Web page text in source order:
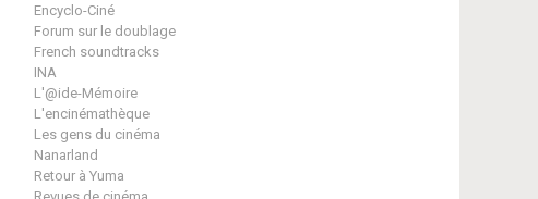
Encyclo-Ciné
Forum sur le doublage
French soundtracks
INA
L'@ide-Mémoire
L'encinémathèque
Les gens du cinéma
Nanarland
Retour à Yuma